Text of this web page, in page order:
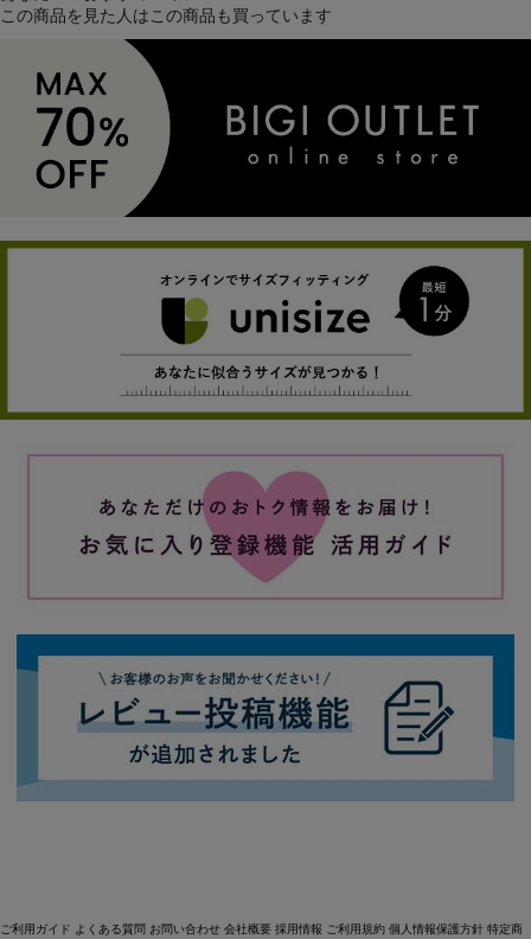
この商品を見た人はこの商品も買っています
ご利用ガイド よくある質問 お問い合わせ 会社概要 採用情報 ご利用規約 個人情報保護方針 特定商